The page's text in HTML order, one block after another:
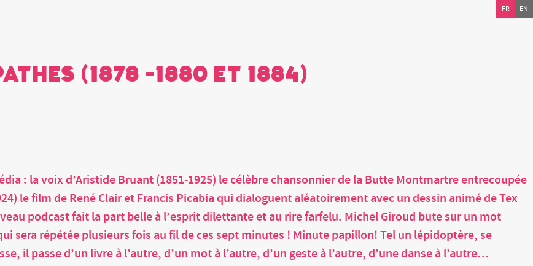
(1878 -1880 et 1884)
: la voix d’Aristide Bruant (1851-1925) le célèbre chansonnier de la Butte Montmartre entrecoupée
le film de René Clair et Francis Picabia qui dialoguent aléatoirement avec un dessin animé de Tex
podcast fait la part belle à l’esprit dilettante et au rire farfelu. Michel Giroud bute sur un mot
sera répétée plusieurs fois au fil de ces sept minutes ! Minute papillon! Tel un lépidoptère, se
il passe d’un livre à l’autre, d’un mot à l’autre, d’un geste à l’autre, d’une danse à l’autre…
FR EN